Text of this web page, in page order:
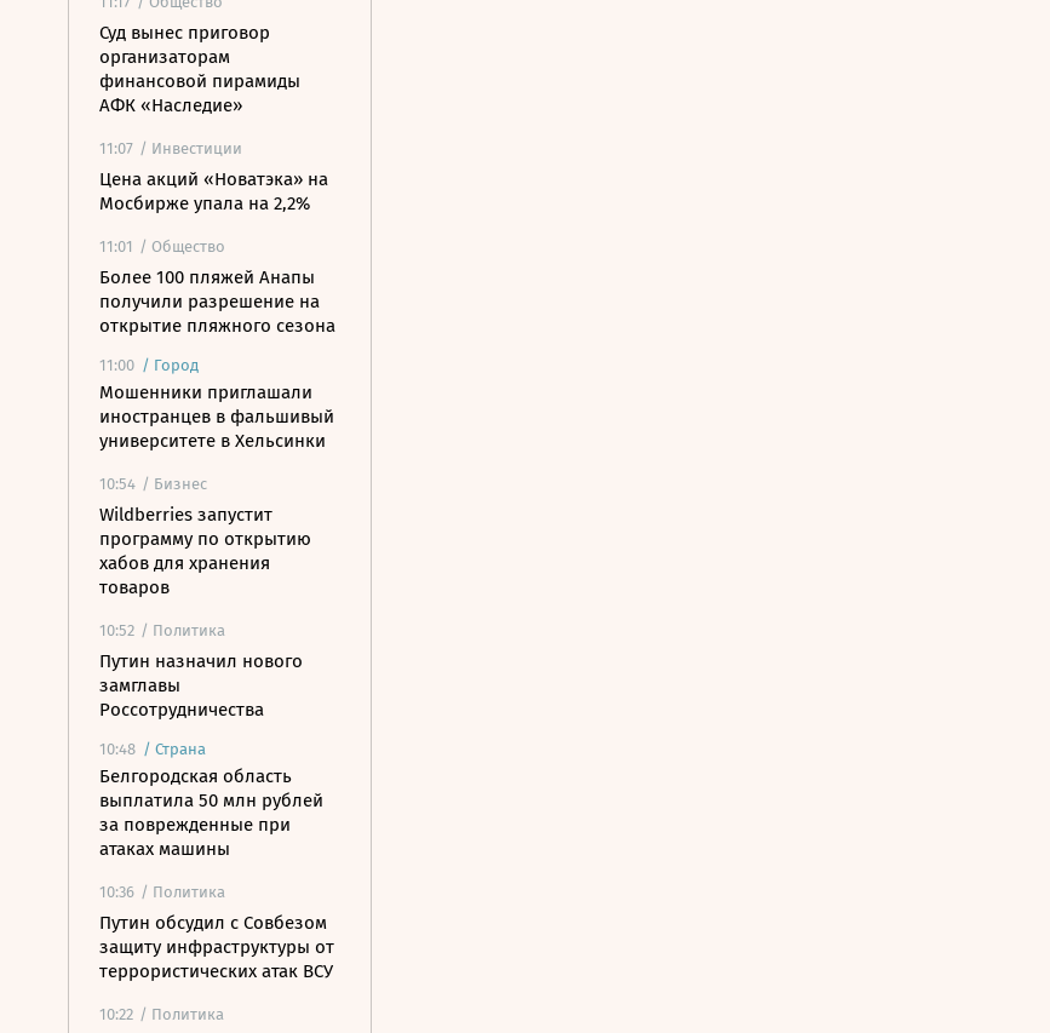
Суд вынес приговор
организаторам
финансовой пирамиды
АФК «Наследие»
11:07 / Инвестиции
Цена акций «Новатэка» на
Мосбирже упала на 2,2%
11:01 / Общество
Более 100 пляжей Анапы
получили разрешение на
открытие пляжного сезона
11:00 / Город
Мошенники приглашали
иностранцев в фальшивый
университете в Хельсинки
10:54 / Бизнес
Wildberries запустит
программу по открытию
хабов для хранения
товаров
10:52 / Политика
Путин назначил нового
замглавы
Россотрудничества
10:48 / Страна
Белгородская область
выплатила 50 млн рублей
за поврежденные при
атаках машины
10:36 / Политика
Путин обсудил с Совбезом
защиту инфраструктуры от
террористических атак ВСУ
10:22 / Политика